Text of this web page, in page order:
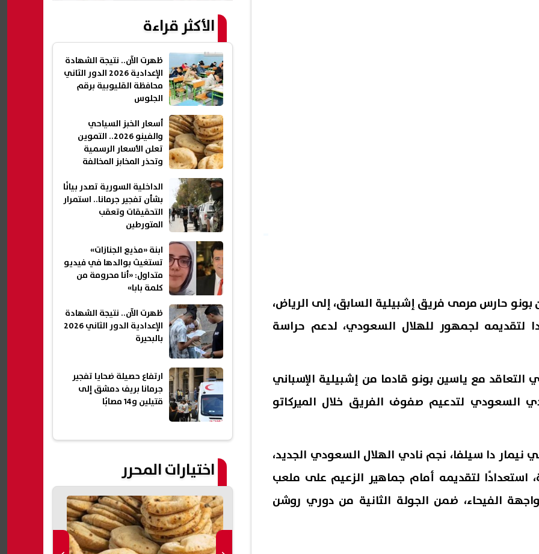
حارس مرمى فريق إشبيلية السابق، إلى الرياض،
لتقديمه لجمهور للهلال السعودي، لدعم حراسة
التعاقد مع ياسين بونو قادما من إشبيلية الإسباني
السعودي لتدعيم صفوف الفريق خلال الميركاتو
نيمار دا سيلفا، نجم نادي الهلال السعودي الجديد،
استعدادًا لتقديمه أمام جماهير الزعيم على ملعب
الفيحاء، ضمن الجولة الثانية من دوري روشن
الأكثر قراءة
ظهرت الآن.. نتيجة الشهادة
الإعدادية 2026 الدور الثاني
محافظة القليوبية برقم
الجلوس
أسعار الخبز السياحي
والفينو 2026.. التموين
تعلن الأسعار الرسمية
وتحذر المخابز المخالفة
الداخلية السورية تصدر بيانًا
بشأن تفجير جرمانا.. استمرار
التحقيقات وتعقب
المتورطين
ابنة «مذيع الجنازات»
تستغيث بوالدها في فيديو
متداول: «أنا محرومة من
كلمة بابا»
ظهرت الآن.. نتيجة الشهادة
الإعدادية الدور الثاني 2026
بالبحيرة
ارتفاع حصيلة ضحايا تفجير
جرمانا بريف دمشق إلى
قتيلين و14 مصابًا
اختيارات المحرر